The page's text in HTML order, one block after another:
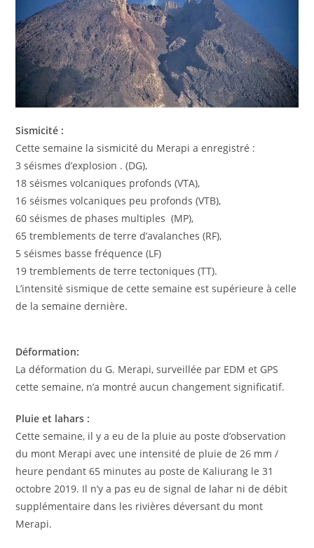
Sismicité :
Cette semaine la sismicité du Merapi a enregistré :
3 séismes d’explosion . (DG),
18 séismes volcaniques profonds (VTA),
16 séismes volcaniques peu profonds (VTB),
60 séismes de phases multiples (MP),
65 tremblements de terre d’avalanches (RF),
5 séismes basse fréquence (LF)
19 tremblements de terre tectoniques (TT).
L’intensité sismique de cette semaine est supérieure à celle
de la semaine dernière.
Déformation:
La déformation du G. Merapi, surveillée par EDM et GPS
cette semaine, n’a montré aucun changement significatif.
Pluie et lahars :
Cette semaine, il y a eu de la pluie au poste d’observation
du mont Merapi avec une intensité de pluie de 26 mm /
heure pendant 65 minutes au poste de Kaliurang le 31
octobre 2019. Il n’y a pas eu de signal de lahar ni de débit
supplémentaire dans les rivières déversant du mont
Merapi.